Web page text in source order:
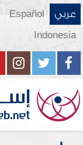
عربي Español
Indonesia